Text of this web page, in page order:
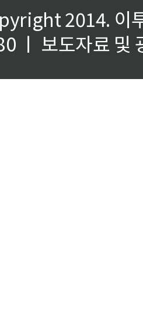
2014. 이
ㅣ 보도자료